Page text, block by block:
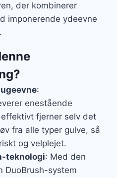
der kombinerer
imponerende ydeevne
:
enestående
fjerner selv det
fra alle typer gulve, så
og velplejet.
teknologi: Med den
DuoBrush-system